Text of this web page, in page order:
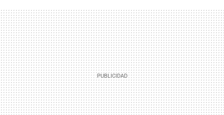
MAIL